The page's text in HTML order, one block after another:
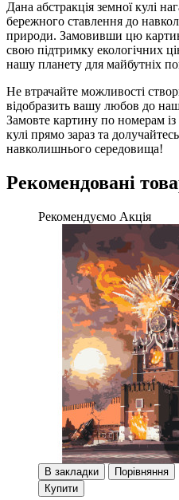
Дана абстракція земної кулі
бережного ставлення до
природи. Замовивши цю
свою підтримку екологічних
нашу планету для майбутніх
Не втрачайте можливості
відобразить вашу любов до
Замовте картину по номерам із
кулі прямо зараз та
навколишнього середовища!
Рекомендовані
Рекомендуємо Акція
В закладки
Порівняння
Купити